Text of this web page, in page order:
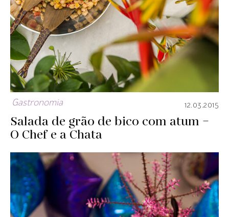
Gastronomia 12.03.2015
Salada de grão de bico com atum –
O Chef e a Chata